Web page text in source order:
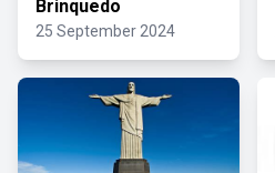
Brinquedo
25 September 2024